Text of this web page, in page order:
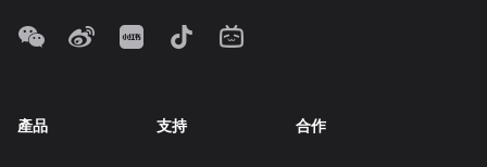
產品 支持 合作